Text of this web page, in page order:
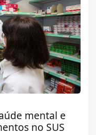
mental e
no SUS